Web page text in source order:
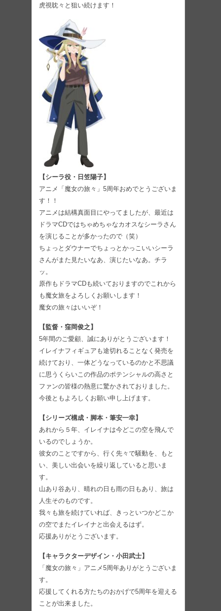
虎視眈々と狙い続けます！
【シーラ役・日笠陽子】
アニメ「魔女の旅々」5周年おめでとうございま
す！！
アニメは結構真面目にやってましたが、最近は
ドラマCDではちゃめちゃなカオスなシーラさん
を演じることが多かったので（笑）
ちょっとダウナーでちょっとかっこいいシーラ
さんがまた見たいなあ、演じたいなあ。チラ
ッ。
原作もドラマCDも続いておりますのでこれから
も魔女旅をよろしくお願いします！
魔女の旅々はいいぞ！
【監督・窪岡俊之】
5年間のご愛顧、誠にありがとうございます！
イレイナフィギュアも途切れることなく発売を
続けており、一体どうなっているのかと不思議
に思うくらいこの作品のポテンシャルの高さと
ファンの皆様の熱意に驚かされておりました。
今後ともよろしくお願い申し上げます。
【シリーズ構成・脚本・筆安一幸】
あれから５年、イレイナは今どこの空を飛んで
いるのでしょうか。
彼女のことですから、行く先々で騒動を、もと
い、美しい出会いを繰り返していると思いま
す。
山あり谷あり、晴れの日も雨の日もあり、旅は
人生そのものです。
我々も旅を続けていれば、きっといつかどこか
の空でまたイレイナと出会えるはず。
応援ありがとうございます。
【キャラクターデザイン・小田武士】
「魔女の旅々」アニメ5周年ありがとうございま
す。
応援してくれる方たちのおかげで5周年を迎える
ことが出来ました。